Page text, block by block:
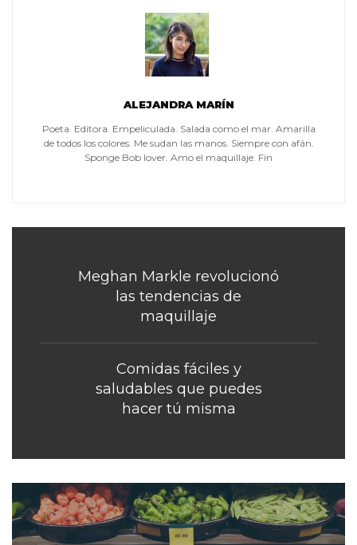
ALEJANDRA MARÍN
Poeta. Editora. Empeliculada. Salada como el mar. Amarilla
de todos los colores. Me sudan las manos. Siempre con afán.
Sponge Bob lover. Amo el maquillaje. Fin
Meghan Markle revolucionó
las tendencias de
maquillaje
Comidas fáciles y
saludables que puedes
hacer tú misma